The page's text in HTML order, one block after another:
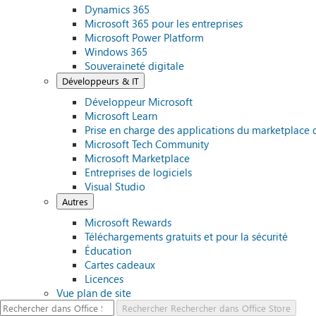
Dynamics 365
Microsoft 365 pour les entreprises
Microsoft Power Platform
Windows 365
Souveraineté digitale
Développeurs & IT
Développeur Microsoft
Microsoft Learn
Prise en charge des applications du marketplace
Microsoft Tech Community
Microsoft Marketplace
Entreprises de logiciels
Visual Studio
Autres
Microsoft Rewards
Téléchargements gratuits et pour la sécurité
Éducation
Cartes cadeaux
Licences
Vue plan de site
Rechercher Rechercher dans Office Store